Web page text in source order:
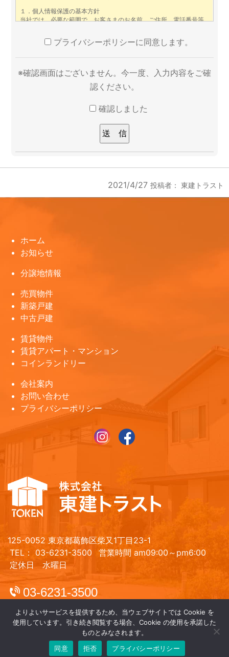
プライバシーポリシーに同意します。
※確認画面はございません。今一度、入力内容をご確
認ください。
確認しました
2021/4/27 投稿者： 東建トラスト
ホーム
お知らせ
分譲地情報
売買物件
新築戸建
中古戸建
賃貸物件
賃貸アパート・マンション
コインランドリー
会社案内
お問い合わせ
プライバシーポリシー
125-0052 東京都葛飾区柴又1丁目23-1
TEL： 03-6231-3500
営業時間 am09:00～pm6:00
定休日 水曜日
03-6231-3500
Copyright© 株式会社東建トラスト All Rights Reserved.
よりよいサービスを提供するため、当ウェブサイトでは Cookie を
使用しています。引き続き閲覧する場合、Cookie の使用を承諾した
ものとみなされます。
同意
拒否 プライバシーポリシー